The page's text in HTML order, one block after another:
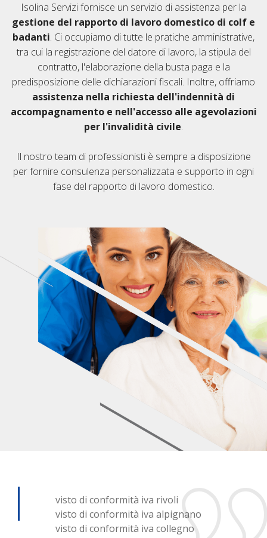
Isolina Servizi fornisce un servizio di assistenza per la
gestione del rapporto di lavoro domestico di colf e
badanti. Ci occupiamo di tutte le pratiche amministrative,
tra cui la registrazione del datore di lavoro, la stipula del
contratto, l'elaborazione della busta paga e la
predisposizione delle dichiarazioni fiscali. Inoltre, offriamo
assistenza nella richiesta dell'indennità di
accompagnamento e nell'accesso alle agevolazioni
per l'invalidità civile.
Il nostro team di professionisti è sempre a disposizione
per fornire consulenza personalizzata e supporto in ogni
fase del rapporto di lavoro domestico.
visto di conformità iva rivoli
visto di conformità iva alpignano
visto di conformità iva collegno